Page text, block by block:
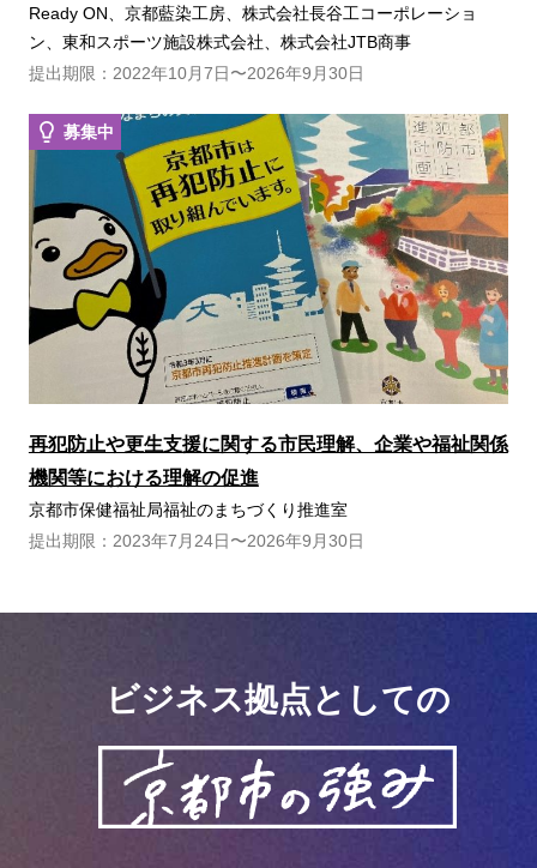
Ready ON、京都藍染工房、株式会社長谷工コーポレーショ
ン、東和スポーツ施設株式会社、株式会社JTB商事
提出期限：2022年10月7日〜2026年9月30日
募集中
再犯防止や更生支援に関する市民理解、企業や福祉関係
機関等における理解の促進
京都市保健福祉局福祉のまちづくり推進室
提出期限：2023年7月24日〜2026年9月30日
ビジネス拠点としての